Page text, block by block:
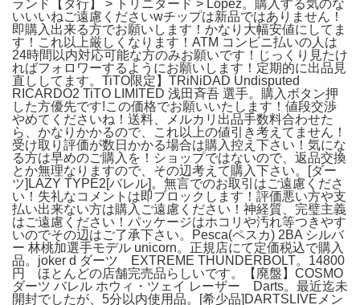
ランド【タ行】 > トリニダード > Lopez。購入する気のな
いいいねご遠慮くださいwチップは新品ではありません！
即購入出来る方でお願いします！かなり大幅安値にしてま
す！これ以上厳しくなります！ATM コンビニ払いの人は
24時間以内対応可能な方のみお願いです！じっくり見たけ
ればフォロワーするようにお願いします！定期的に出品見
直ししてます。TiTO限定】TRiNiDAD Undisputed
RICARDO2 TiTO LIMITED 浅田斉吾 選手。購入ボタン押
した方優先です!この価格でお願いいたします！値段交渉
やめてくださいね！送料、メルカリ出品手数料合わせた
ら、かなりかかるので、これ以上の値引き考えてません！
受け取り評価が数日かかる場合は購入控え下さい！気にな
る方は早めのご購入を！ショップではないので、返品交換
とか無理なりますので、その辺考えて購入下さい。[ダー
ツ]LAZY TYPE2[バレル]。無言でのお取引はご遠慮くださ
い！失礼なコメントは即ブロックします！評価悪い方や支
払い出来ない方は購入ご遠慮ください！神経質、完璧主義
はご遠慮ください！パッケージはホコリや汚れ等つきやす
いのでその辺はご了承下さい。Pesca(ペスカ) 2BA シルバ
ー 林桃加選手モデル unicorn。正規店にて定価税込で購入
品。joker d ダーツ EXTREME THUNDERBOLT。14800
円 ほとんどの店舗完売品らしいです。【廃盤】COSMO
ダーツ バレル ホウィ・ツェイ レーザー Darts。最近迄未
開封でしたが、5分以内使用品。[希少品]DARTSLIVEメン